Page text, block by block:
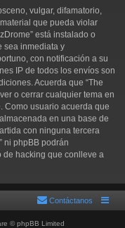
vulgar, difamatorio,
que pueda violar
está instalado o
sea inmediata y
con notificación a su
IP de todos los envíos son
Acuerda que “The
o cerrar cualquier tema en
Como usuario acuerda que
en una base de
con ninguna tercera
ni phpBB podrán
hacking que conlleve a
Contáctanos
© phpBB Limited